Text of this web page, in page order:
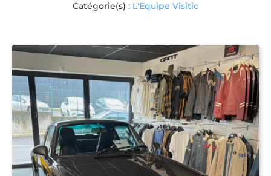
Catégorie(s) : L'Equipe Visitic